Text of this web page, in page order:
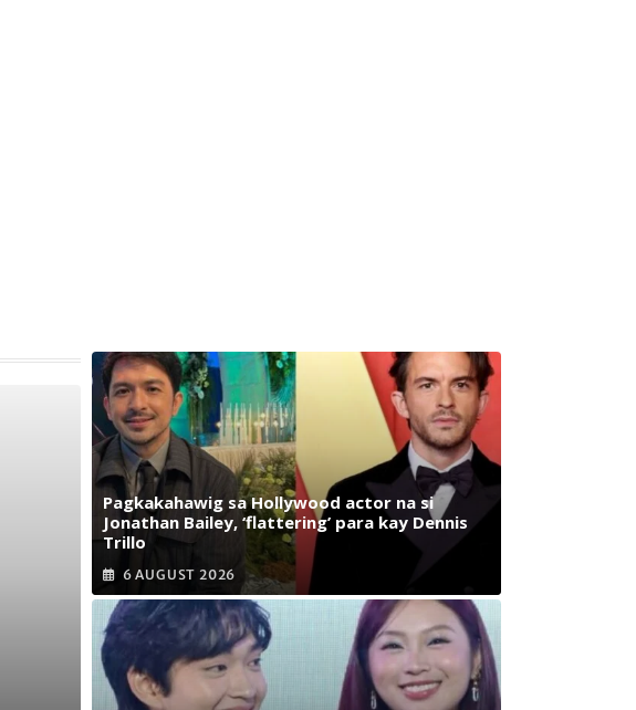
Pagkakahawig sa Hollywood actor na si
Jonathan Bailey, ‘flattering’ para kay Dennis
Trillo
6 AUGUST 2026